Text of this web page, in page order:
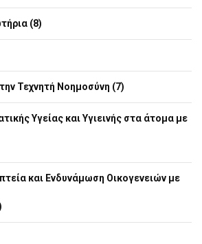
(8)
Τεχνητή Νοημοσύνη (7)
Υγείας και Υγιεινής στα άτομα με
και Ενδυνάμωση Οικογενειών με